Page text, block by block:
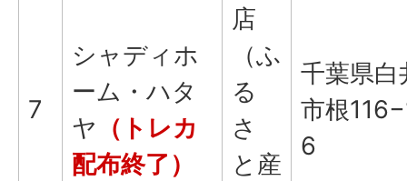
7
シャディホ
ーム・ハタ
ヤ （トレカ
配布終了）
店
（ふ
る
さ
と産
千葉県白
市根
6